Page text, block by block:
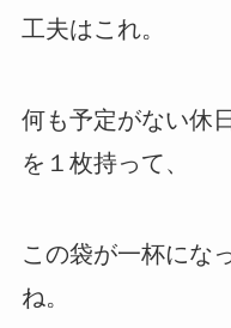
工夫はこれ。
何も予定がない休
を１枚持って、
この袋が一杯にな
ね。